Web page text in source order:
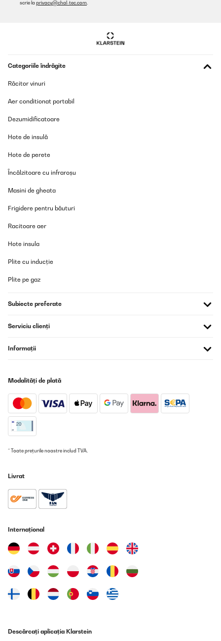
scrie la privacy@chal-tec.com
Categoriile îndrăgite
Răcitor vinuri
Aer conditionat portabil
Dezumidificatoare
Hote de insulă
Hote de perete
Încălzitoare cu infraroșu
Masini de gheata
Frigidere pentru băuturi
Racitoare aer
Hote insula
Plite cu inducție
Plite pe gaz
Subiecte preferate
Serviciu clienți
Informații
Modalități de plată
* Toate prețurile noastre includ TVA.
Livrat
Internațional
Descărcați aplicația Klarstein